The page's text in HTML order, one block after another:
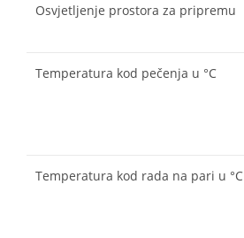
Osvjetljenje prostora za pripremu
Temperatura kod pečenja u °C
Temperatura kod rada na pari u °C